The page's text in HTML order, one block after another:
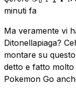
minuti fa
Ma veramente vi
Ditonellapiaga?
montare su
detto e fatto molto
Pokemon Go